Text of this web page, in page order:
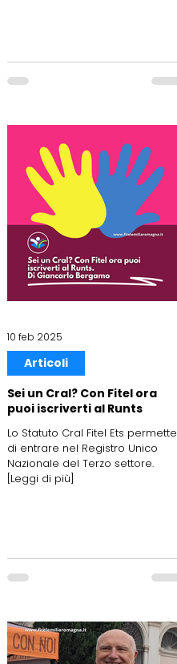
Sei un Cral? Con Fitel ora
puoi iscriverti al Runts
Lo Statuto Cral Fitel Ets permette
di entrare nel Registro Unico
Nazionale del Terzo settore.
[Leggi di più]
Articoli
10 feb 2025